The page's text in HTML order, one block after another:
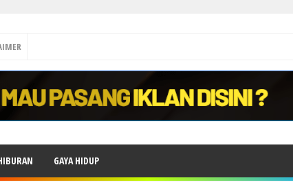
GAYA HIDUP